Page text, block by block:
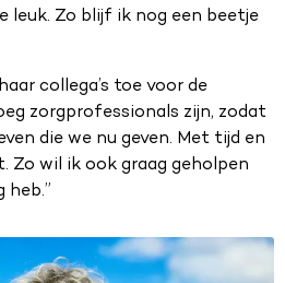
leuk. Zo blijf ik nog een beetje
collega’s toe voor de
zorgprofessionals zijn, zodat
die we nu geven. Met tijd en
Zo wil ik ook graag geholpen
heb.”